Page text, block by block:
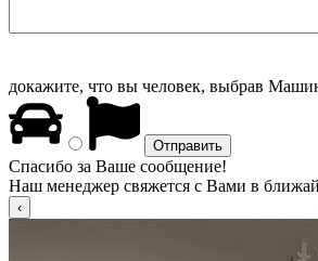
докажите, что вы человек, выбрав
Спасибо за Ваше сообщение!
Наш менеджер свяжется с Вами в